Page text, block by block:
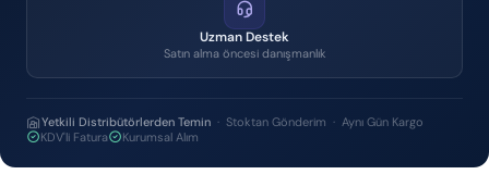
Uzman Destek
Satın alma öncesi danışmanlık
Yetkili Distribütörlerden Temin · Stoktan Gönderim · Aynı Gün Kargo
KDV'li Fatura
Kurumsal Alım